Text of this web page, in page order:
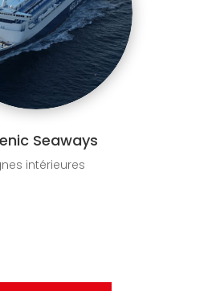
Seaways
intérieures